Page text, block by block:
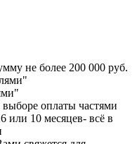
не более 200 000 руб.
выборе оплаты частями
или 10 месяцев- всё в